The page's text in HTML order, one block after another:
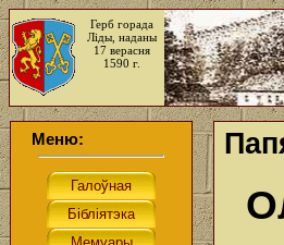
Герб горада
Ліды, наданы
17 верасня
1590 г.
Меню: